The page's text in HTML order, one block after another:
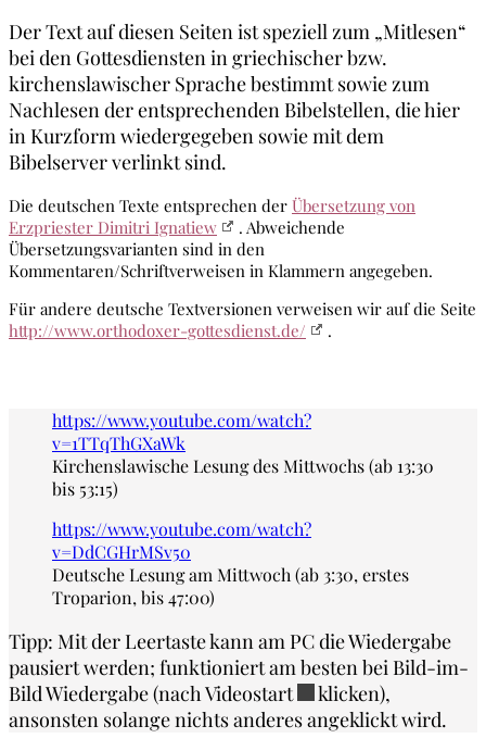
Der Text auf diesen Seiten ist speziell zum „Mitlesen“
bei den Gottesdiensten in griechischer bzw.
kirchenslawischer Sprache bestimmt sowie zum
Nachlesen der entsprechenden Bibelstellen, die hier
in Kurzform wiedergegeben sowie mit dem
Bibelserver verlinkt sind.
Die deutschen Texte entsprechen der Übersetzung von
Erzpriester Dimitri Ignatiew
. Abweichende
Übersetzungsvarianten sind in den
Kommentaren/Schriftverweisen in Klammern angegeben.
Für andere deutsche Textversionen verweisen wir auf die Seite
http://www.orthodoxer-gottesdienst.de/
.
https://www.youtube.com/watch?
v=1TTqThGXaWk
Kirchenslawische Lesung des Mittwochs (ab 13:30
bis 53:15)
https://www.youtube.com/watch?
v=DdCGHrMSv50
Deutsche Lesung am Mittwoch (ab 3:30, erstes
Troparion, bis 47:00)
Tipp: Mit der Leertaste kann am PC die Wiedergabe
pausiert werden; funktioniert am besten bei Bild-im-
Bild Wiedergabe (nach Videostart
klicken),
ansonsten solange nichts anderes angeklickt wird.